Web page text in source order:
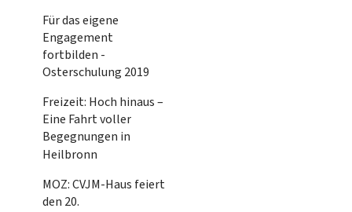
Für das eigene
Engagement
fortbilden -
Osterschulung 2019
Freizeit: Hoch hinaus –
Eine Fahrt voller
Begegnungen in
Heilbronn
MOZ: CVJM-Haus feiert
den 20.